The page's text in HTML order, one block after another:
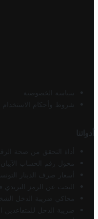
سياسة الخصوصية
شروط وأحكام الاستخدام
أدواتنا
أداة التحقق من صحة
محول رقم الحساب
أسعار صرف الدينار
البحث عن الرمز البريدي
محاكي ضريبة الدخل
ضريبة الدخل للمتقاعدين